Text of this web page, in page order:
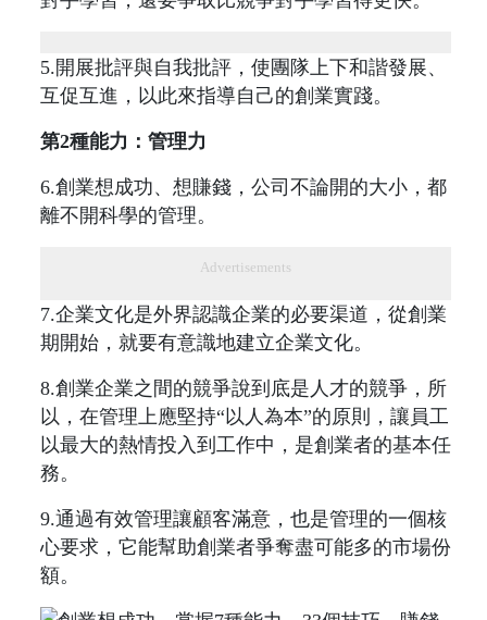
5.開展批評與自我批評，使團隊上下和諧發展、
互促互進，以此來指導自己的創業實踐。
第2種能力：管理力
6.創業想成功、想賺錢，公司不論開的大小，都
離不開科學的管理。
Advertisements
7.企業文化是外界認識企業的必要渠道，從創業
期開始，就要有意識地建立企業文化。
8.創業企業之間的競爭說到底是人才的競爭，所
以，在管理上應堅持“以人為本”的原則，讓員工
以最大的熱情投入到工作中，是創業者的基本任
務。
9.通過有效管理讓顧客滿意，也是管理的一個核
心要求，它能幫助創業者爭奪盡可能多的市場份
額。